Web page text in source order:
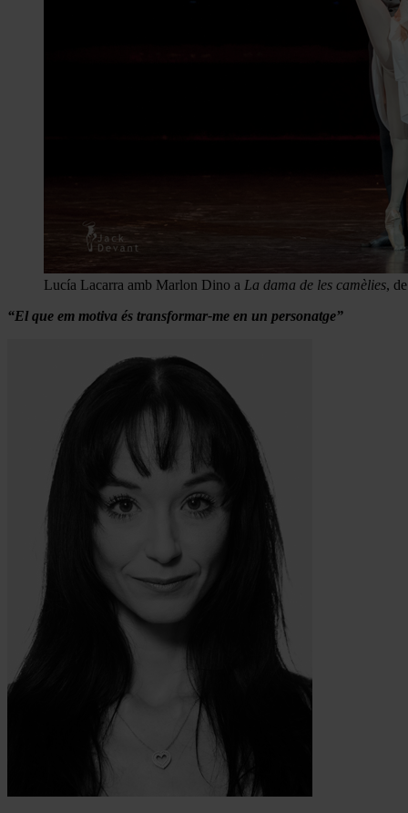
Lucía Lacarra amb Marlon Dino a La dama de les camèlies,
“El que em motiva és transformar-me en un personatge”